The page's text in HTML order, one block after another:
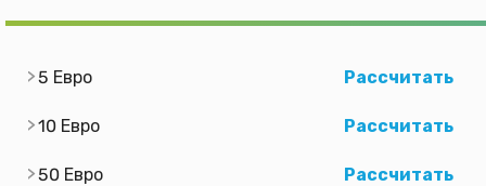
5 Евро Рассчитать
10 Евро Рассчитать
50 Евро Рассчитать